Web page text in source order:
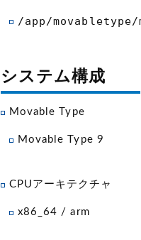
/app/
システム構成
Movable Type
Movable Type 9
CPUアーキテクチャ
x86_64 / arm